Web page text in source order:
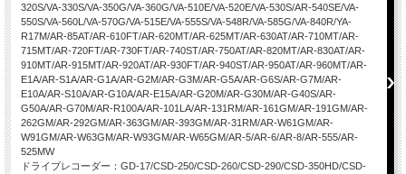
320S/VA-330S/VA-350G/VA-360G/VA-510E/VA-520E/VA-530S/AR-540SE/VA-
550S/VA-560L/VA-570G/VA-515E/VA-555S/VA-548R/VA-585G/VA-840R/YA-
R17M/AR-85AT/AR-610FT/AR-620MT/AR-625MT/AR-630AT/AR-710MT/AR-
715MT/AR-720FT/AR-730FT/AR-740ST/AR-750AT/AR-820MT/AR-830AT/AR-
910MT/AR-915MT/AR-920AT/AR-930FT/AR-940ST/AR-950AT/AR-960MT/AR-
E1A/AR-S1A/AR-G1A/AR-G2M/AR-G3M/AR-G5A/AR-G6S/AR-G7M/AR-
E10A/AR-S10A/AR-G10A/AR-E15A/AR-G20M/AR-G30M/AR-G40S/AR-
G50A/AR-G70M/AR-R100A/AR-101LA/AR-131RM/AR-161GM/AR-191GM/AR-
262GM/AR-292GM/AR-363GM/AR-393GM/AR-31RM/AR-W61GM/AR-
W91GM/AR-W63GM/AR-W93GM/AR-W65GM/AR-5/AR-6/AR-8/AR-555/AR-
525MW
ドライブレコーダー：GD-17/CSD-250/CSD-260/CSD-290/CSD-350HD/CSD-